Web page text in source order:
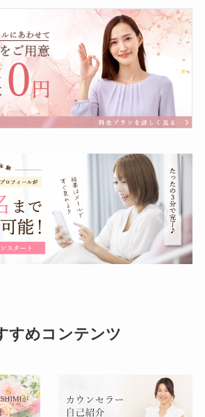
すめコンテンツ